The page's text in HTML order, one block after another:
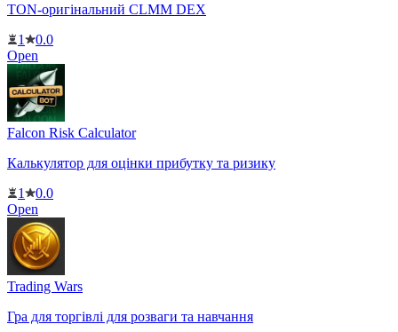
TON-оригінальний CLMM DEX
1
0.0
Open
Falcon Risk Calculator
Калькулятор для оцінки прибутку та ризику
1
0.0
Open
Trading Wars
Гра для торгівлі для розваги та навчання